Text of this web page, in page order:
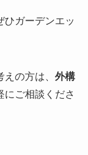
ひガーデンエッ
の方は、 外構
にご相談くださ